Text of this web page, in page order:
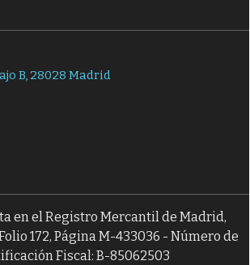
B, 28028 Madrid
en el Registro Mercantil de Madrid,
172, Página M-433036 - Número de
Fiscal: B-85062503